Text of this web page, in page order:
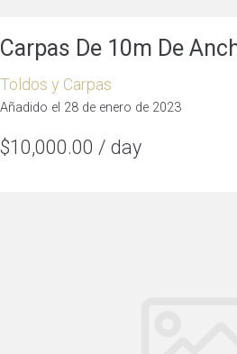
Carpas De 10m De
Toldos y Carpas
Añadido el 28 de enero de 2023
$10,000.00 / day